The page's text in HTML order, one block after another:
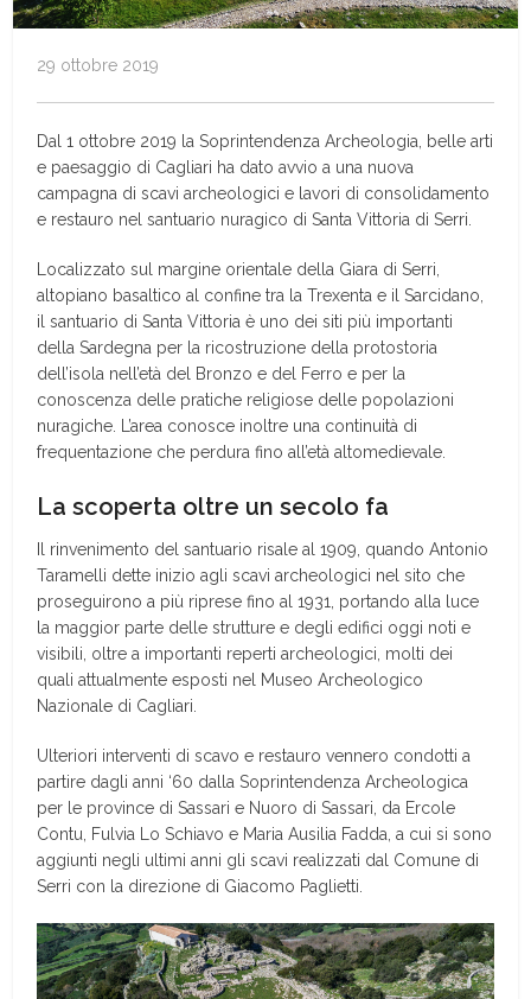
29 ottobre 2019
Dal 1 ottobre 2019 la Soprintendenza Archeologia, belle arti
e paesaggio di Cagliari ha dato avvio a una nuova
campagna di scavi archeologici e lavori di consolidamento
e restauro nel santuario nuragico di Santa Vittoria di Serri.
Localizzato sul margine orientale della Giara di Serri,
altopiano basaltico al confine tra la Trexenta e il Sarcidano,
il santuario di Santa Vittoria è uno dei siti più importanti
della Sardegna per la ricostruzione della protostoria
dell’isola nell’età del Bronzo e del Ferro e per la
conoscenza delle pratiche religiose delle popolazioni
nuragiche. L’area conosce inoltre una continuità di
frequentazione che perdura fino all’età altomedievale.
La scoperta oltre un secolo fa
Il rinvenimento del santuario risale al 1909, quando Antonio
Taramelli dette inizio agli scavi archeologici nel sito che
proseguirono a più riprese fino al 1931, portando alla luce
la maggior parte delle strutture e degli edifici oggi noti e
visibili, oltre a importanti reperti archeologici, molti dei
quali attualmente esposti nel Museo Archeologico
Nazionale di Cagliari.
Ulteriori interventi di scavo e restauro vennero condotti a
partire dagli anni ‘60 dalla Soprintendenza Archeologica
per le province di Sassari e Nuoro di Sassari, da Ercole
Contu, Fulvia Lo Schiavo e Maria Ausilia Fadda, a cui si sono
aggiunti negli ultimi anni gli scavi realizzati dal Comune di
Serri con la direzione di Giacomo Paglietti.